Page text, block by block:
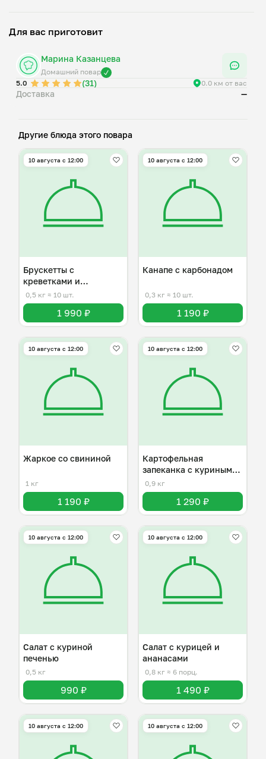
Для вас приготовит
Марина Казанцева
Домашний повар
5.0
(31) 0.0 км от вас
Доставка —
Другие блюда этого повара
10 августа с 12:00
Брускетты с
креветками и
карамелизованной
грушей
0,5 кг ≈ 10 шт.
1 990 ₽
10 августа с 12:00
Канапе с карбонадом
0,3 кг ≈ 10 шт.
1 190 ₽
10 августа с 12:00
Жаркое со свининой
1 кг
1 190 ₽
10 августа с 12:00
Картофельная
запеканка с куриным
фаршем
0,9 кг
1 290 ₽
10 августа с 12:00
Салат с куриной
печенью
0,5 кг
990 ₽
10 августа с 12:00
Салат с курицей и
ананасами
0,8 кг ≈ 6 порц.
1 490 ₽
10 августа с 12:00 10 августа с 12:00